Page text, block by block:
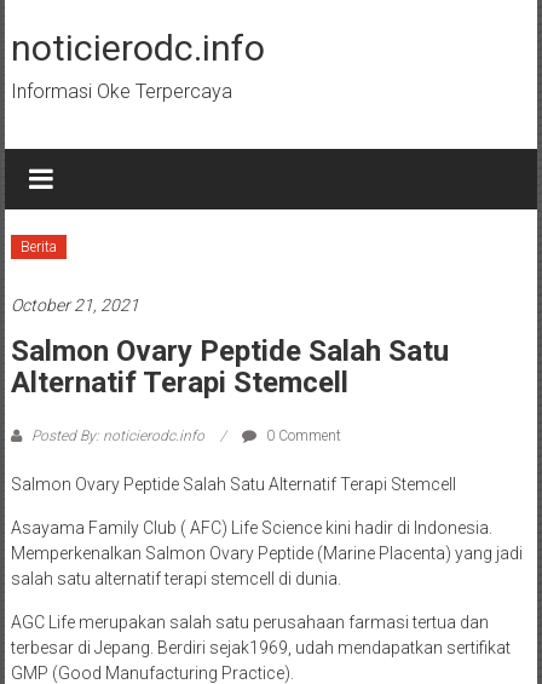
content
noticierodc.info
Informasi Oke Terpercaya
Berita
October 21, 2021
Salmon Ovary Peptide Salah Satu
Alternatif Terapi Stemcell
Posted By: noticierodc.info 0 Comment
Salmon Ovary Peptide Salah Satu Alternatif Terapi Stemcell
Asayama Family Club ( AFC) Life Science kini hadir di Indonesia.
Memperkenalkan Salmon Ovary Peptide (Marine Placenta) yang jadi
salah satu alternatif terapi stemcell di dunia.
AGC Life merupakan salah satu perusahaan farmasi tertua dan
terbesar di Jepang. Berdiri sejak1969, udah mendapatkan sertifikat
GMP (Good Manufacturing Practice).